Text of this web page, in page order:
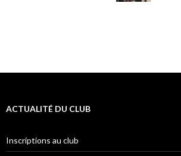
ACTUALITÉ DU CLUB
Inscriptions au club